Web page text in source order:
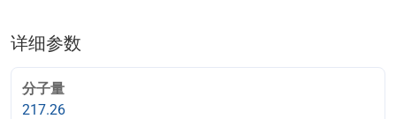
详细参数
分子量
217.26